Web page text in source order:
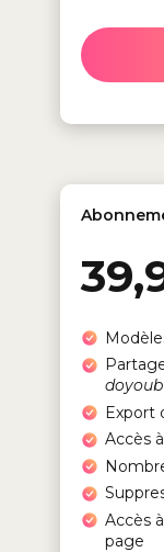
Export
Accès
Accès
page